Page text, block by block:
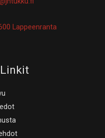
Lappeenranta